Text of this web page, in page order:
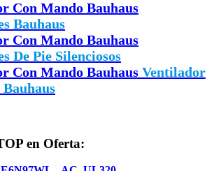
Bauhaus
De Pie Silenciosos
Ventilador
Bauhaus
en Oferta: